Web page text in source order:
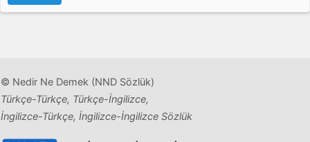
© Nedir Ne Demek (NND Sözlük)
Türkçe-Türkçe, Türkçe-İngilizce,
İngilizce-Türkçe, İngilizce-İngilizce Sözlük